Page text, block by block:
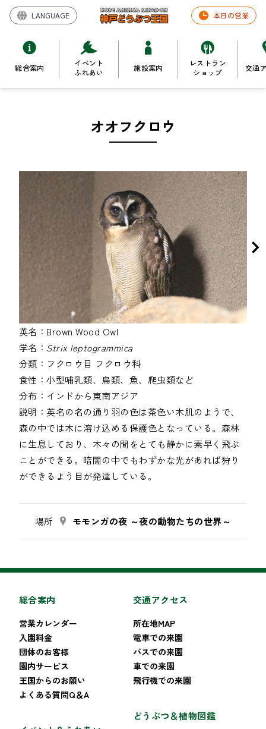
LANGUAGE 本日の営業
総合案内
イベント
ふれあい
施設案内
レストラン
ショップ
交通
オオフクロウ
英名： Brown Wood Owl
学名： Strix leptogrammica
分類： フクロウ目 フクロウ科
食性：小型哺乳類、鳥類、魚、爬虫類など
分布： インドから東南アジア
説明： 英名の名の通り羽の色は茶色い木肌のようで、
森の中では木に溶け込める保護色となっている。森林
に生息しており、木々の間をとても静かに素早く飛ぶ
ことができる。暗闇の中でもわずかな光があれば狩り
場所 モモンガの夜 ～夜の動物たちの世界～
総合案内
営業カレンダー
入園料金
団体のお客様
園内サービス
王国からのお願い
よくある質問Q＆A
交通アクセス
所在地MAP
電車での来園
バスでの来園
車での来園
飛行機での来園
どうぶつ＆植物図鑑